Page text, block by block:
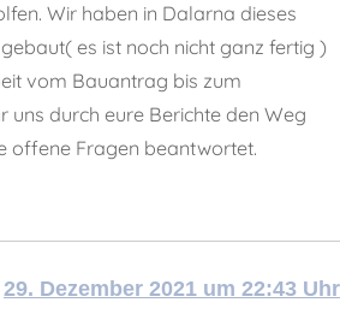
Wir haben in Dalarna dieses
es ist noch nicht ganz fertig )
vom Bauantrag bis zum
uns durch eure Berichte den Weg
offene Fragen beantwortet.
29. Dezember 2021 um 22:43 Uhr